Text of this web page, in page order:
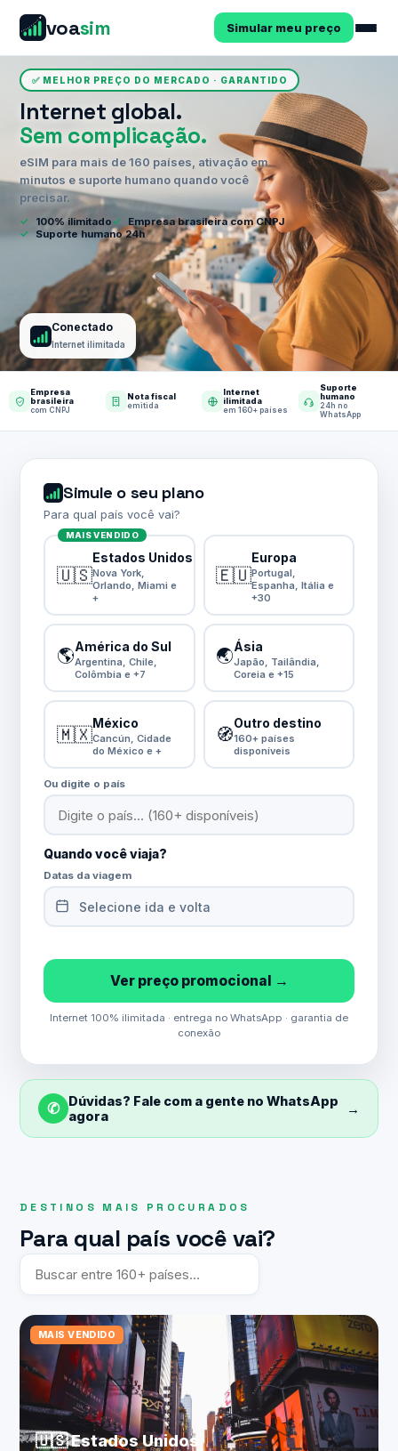
voasim Simular meu preço
✅ MELHOR PREÇO DO MERCADO · GARANTIDO
Internet global.
Sem complicação.
eSIM para mais de 160 países, ativação em
minutos e suporte humano quando você
precisar.
✓ 100% ilimitado✓
Empresa brasileira com CNPJ
✓
Suporte humano 24h
Conectado
Internet ilimitada
Empresa
brasileira
com CNPJ
Nota fiscal
emitida
Internet
ilimitada
em 160+ países
Suporte
humano
24h no
WhatsApp
Simule o seu plano
Para qual país você vai?
MAIS VENDIDO
🇺🇸
Estados Unidos
Nova York,
Orlando, Miami e
+
🇪🇺
Europa
Portugal,
Espanha, Itália e
+30
🌎América do Sul
Argentina, Chile,
Colômbia e +7
🌏Ásia
Japão, Tailândia,
Coreia e +15
🇲🇽
México
Cancún, Cidade
do México e +
🧭
Outro destino
160+ países
disponíveis
Ou digite o país
Quando você viaja?
Datas da viagem
Selecione ida e volta
Ver preço promocional →
Internet 100% ilimitada · entrega no WhatsApp · garantia de
conexão
✆
Dúvidas? Fale com a gente no WhatsApp
agora
→
DESTINOS MAIS PROCURADOS
Para qual país você vai?
MAIS VENDIDO
🇺🇸 Estados Unidos